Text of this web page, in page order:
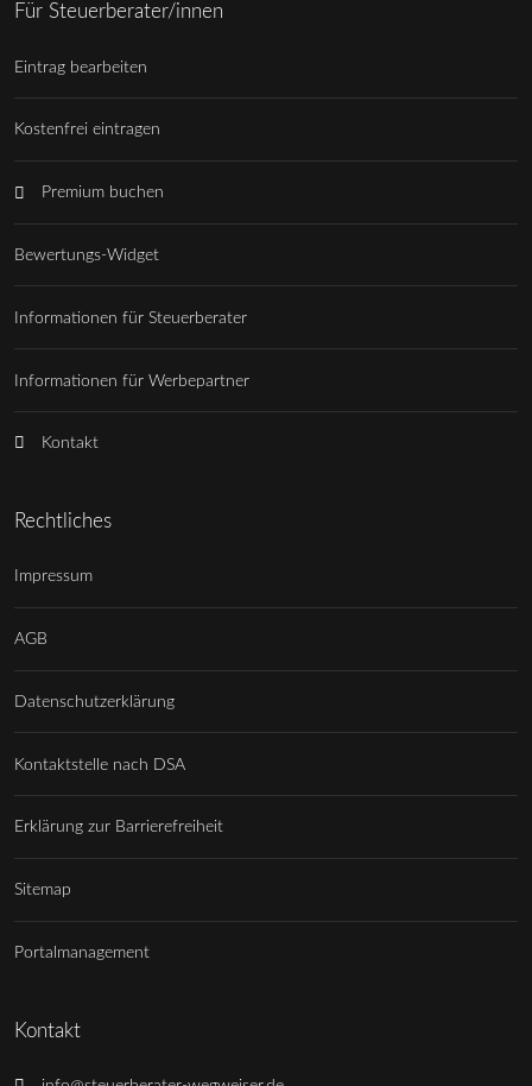
Für Steuerberater/innen
Eintrag bearbeiten
Kostenfrei eintragen
Premium buchen
Bewertungs-Widget
Informationen für Steuerberater
Informationen für Werbepartner
Kontakt
Rechtliches
Impressum
AGB
Datenschutzerklärung
Kontaktstelle nach DSA
Erklärung zur Barrierefreiheit
Sitemap
Portalmanagement
Kontakt